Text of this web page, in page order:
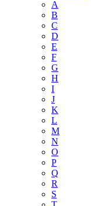
A
B
C
D
E
F
G
H
I
J
K
L
M
N
O
P
Q
R
S